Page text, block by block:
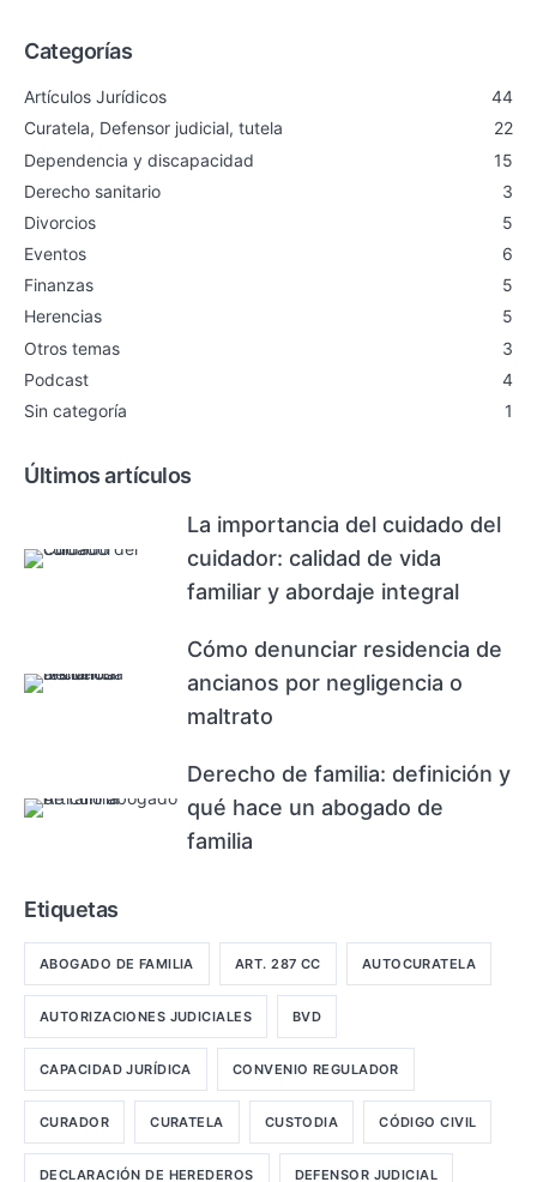
Categorías
Artículos Jurídicos
44
Curatela, Defensor judicial, tutela
22
Dependencia y discapacidad
15
Derecho sanitario
3
Divorcios
5
Eventos
6
Finanzas
5
Herencias
5
Otros temas
3
Podcast
4
Sin categoría
1
Últimos artículos
La importancia del cuidado del
cuidador: calidad de vida
familiar y abordaje integral
Cómo denunciar residencia de
ancianos por negligencia o
maltrato
Derecho de familia: definición y
qué hace un abogado de
familia
Etiquetas
ABOGADO DE FAMILIA ART. 287 CC AUTOCURATELA
AUTORIZACIONES JUDICIALES BVD
CAPACIDAD JURÍDICA CONVENIO REGULADOR
CURADOR CURATELA CUSTODIA CÓDIGO CIVIL
DECLARACIÓN DE HEREDEROS DEFENSOR JUDICIAL